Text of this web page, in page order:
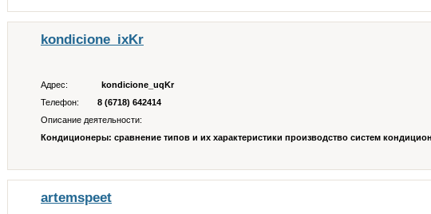
kondicione_ixKr
Адрес:
kondicione_uqKr
Телефон:
8 (6718) 642414
Описание деятельности:
Кондиционеры: сравнение типов и их характеристики производство систем
artemspeet